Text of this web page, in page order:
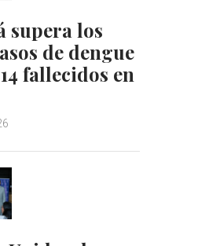
supera los
de dengue
fallecidos en